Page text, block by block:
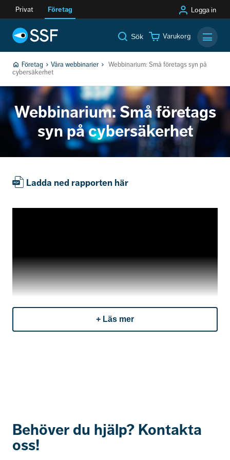
Privat Företag Logga in
Sök Varukorg
Företag Våra webbinarier
Webbinarium: Små företags syn på
cybersäkerhet
Webbinarium: Små företags
syn på cybersäkerhet
Ladda ned rapporten här
Resultaten pekar på ett delvis motsägelsefullt
+ Läs mer
Behöver du hjälp? Kontakta
oss!